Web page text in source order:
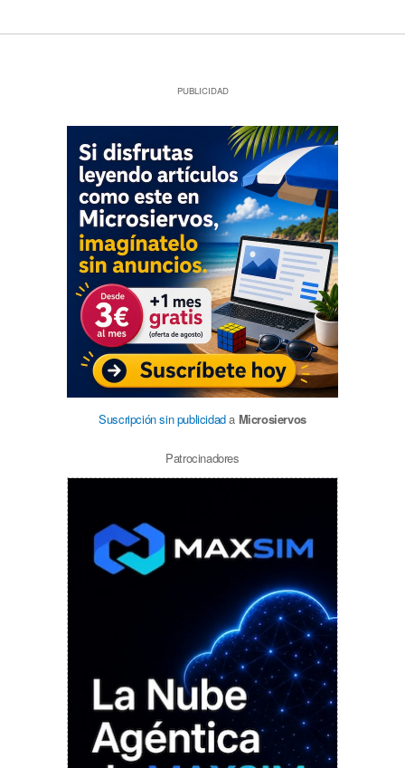
PUBLICIDAD
Suscripción sin publicidada Microsiervos
Patrocinadores